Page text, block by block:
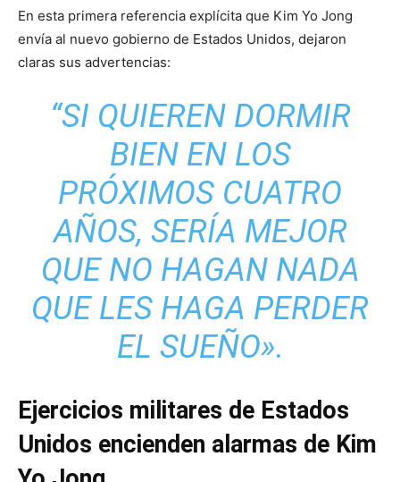
En esta primera referencia explícita que Kim Yo Jong
envía al nuevo gobierno de Estados Unidos, dejaron
claras sus advertencias:
“SI QUIEREN DORMIR
BIEN EN LOS
PRÓXIMOS CUATRO
AÑOS, SERÍA MEJOR
QUE NO HAGAN NADA
QUE LES HAGA PERDER
EL SUEÑO».
Ejercicios militares de Estados
Unidos encienden alarmas de Kim